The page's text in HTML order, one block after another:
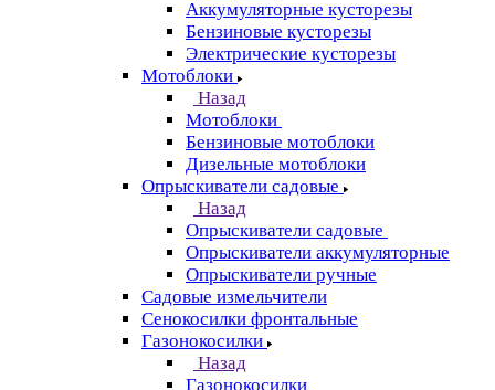
Аккумуляторные кусторезы
Бензиновые кусторезы
Электрические кусторезы
Мотоблоки
Назад
Мотоблоки
Бензиновые мотоблоки
Дизельные мотоблоки
Опрыскиватели садовые
Назад
Опрыскиватели садовые
Опрыскиватели аккумуляторные
Опрыскиватели ручные
Садовые измельчители
Сенокосилки фронтальные
Газонокосилки
Назад
Газонокосилки